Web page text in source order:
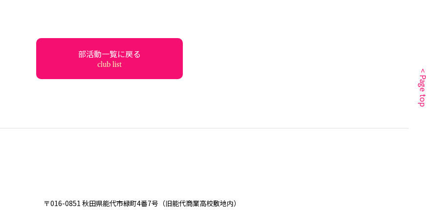
部活動一覧に戻る
club list
< Page top
〒016-0851 秋田県能代市緑町4番7号 （旧能代商業高校敷地内）